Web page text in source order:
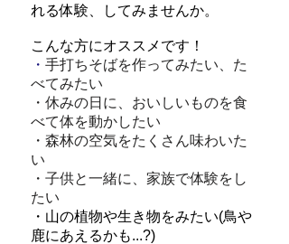
れる体験、してみませんか。
こんな方にオススメです！
・ 手打ちそばを作ってみたい、た
べてみたい
・休みの日に、おいしいものを食
べて体を動かしたい
・森林の空気をたくさん味わいた
い
​・子供と一緒に、家族で体験をし
たい
・山の植物や生き物をみたい(鳥や
鹿にあえるかも...?)